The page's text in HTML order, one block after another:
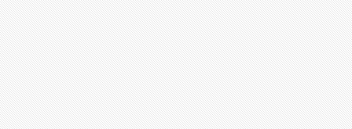
นักแสดง, นักร้อง, โมเดล
อินฟลูเอนเซอร์
ไลฟ์สไตล์
ความงาม
แฟชั่น